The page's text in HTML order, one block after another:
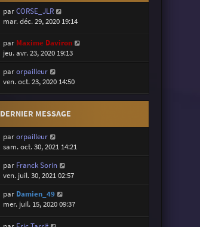
parCORSE_JLR
mar. déc. 29, 2020 19:14
par Maxime Daviron
jeu. avr. 23, 2020 19:13
parorpailleur
ven. oct. 23, 2020 14:50
DERNIER MESSAGE
parorpailleur
sam. oct. 30, 2021 14:21
par Franck Sorin
ven. juil. 30, 2021 02:57
par Damien_49
mer. juil. 15, 2020 09:37